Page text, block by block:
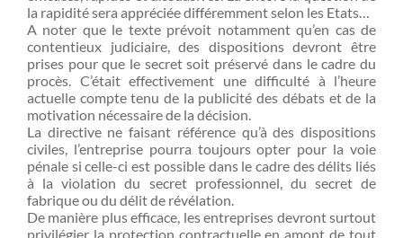
la rapidité sera appréciée différemment selon les Etats…
A noter que le texte prévoit notamment qu’en cas de
contentieux judiciaire, des dispositions devront être
prises pour que le secret soit préservé dans le cadre du
procès. C’était effectivement une difficulté à l’heure
actuelle compte tenu de la publicité des débats et de la
motivation nécessaire de la décision.
La directive ne faisant référence qu’à des dispositions
civiles, l’entreprise pourra toujours opter pour la voie
pénale si celle-ci est possible dans le cadre des délits liés
à la violation du secret professionnel, du secret de
fabrique ou du délit de révélation.
De manière plus efficace, les entreprises devront surtout
privilégier la protection contractuelle en amont de tout